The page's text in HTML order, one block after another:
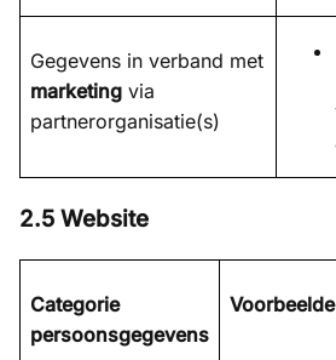
Gegevens in verband met
marketing via
partnerorganisatie(s)
2.5 Website
Categorie
persoonsgegevens